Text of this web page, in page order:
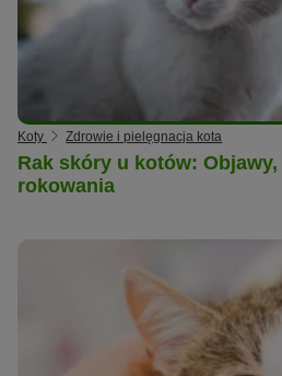
Koty Zdrowie i pielęgnacja kota
Rak skóry u kotów:
rokowania